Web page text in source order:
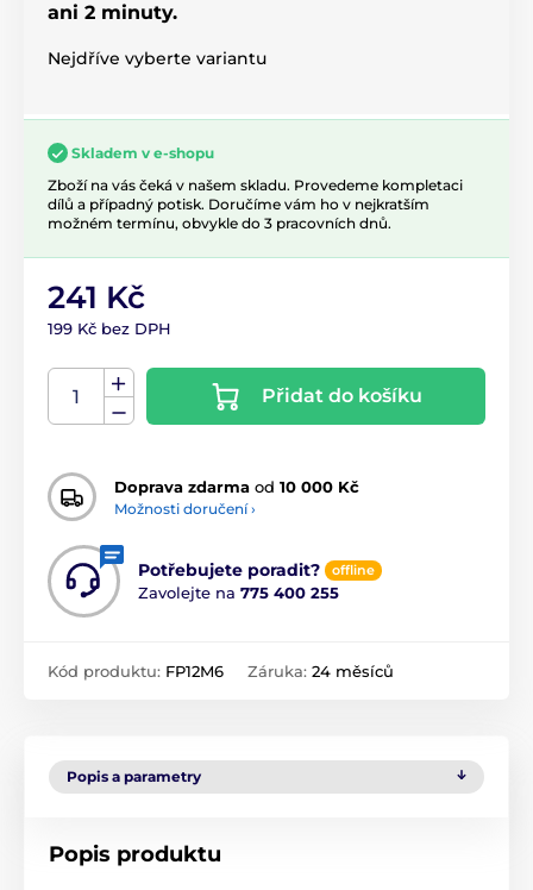
ani 2 minuty.
Nejdříve vyberte variantu
Skladem v e-shopu
Zboží na vás čeká v našem skladu. Provedeme kompletaci
dílů a případný potisk. Doručíme vám ho v nejkratším
možném termínu, obvykle do 3 pracovních dnů.
241 Kč
199 Kč bez DPH
Přidat do košíku
Doprava zdarma od 10 000 Kč
Možnosti doručení ›
Potřebujete poradit? offline
Zavolejte na 775 400 255
Kód produktu: FP12M6 Záruka: 24 měsíců
Popis a parametry
Popis produktu